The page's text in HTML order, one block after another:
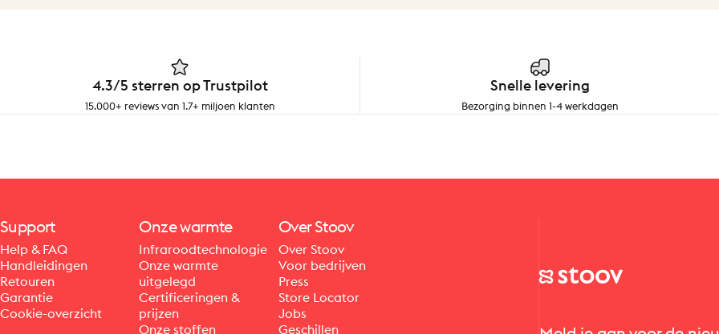
4.3/5 sterren op Trustpilot
15.000+ reviews van 1.7+ miljoen klanten
Snelle levering
Bezorging binnen 1-4 werkdagen
Support
Help & FAQ
Handleidingen
Retouren
Garantie
Cookie-overzicht
Onze warmte
Infraroodtechnologie
Onze warmte
uitgelegd
Certificeringen &
prijzen
Onze stoffen
Over Stoov
Over Stoov
Voor bedrijven
Press
Store Locator
Jobs
Geschillen
Stoov® | Cordless Heated